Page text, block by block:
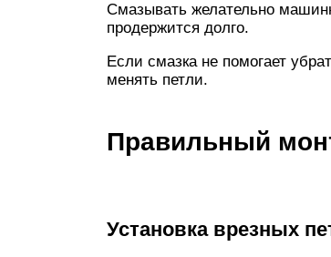
Смазывать желательно
продержится долго.
Если смазка не помогает
менять петли.
Правильный
Установка врезных